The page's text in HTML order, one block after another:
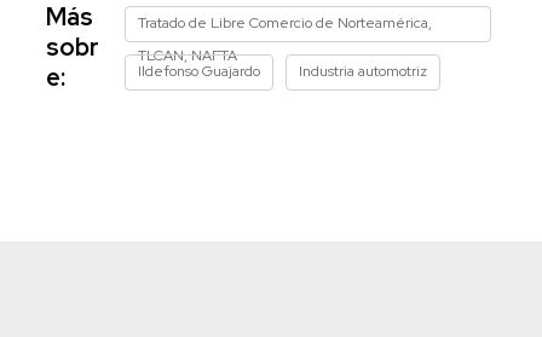
Más
sobr
e:
Tratado de Libre Comercio de Norteamérica,
TLCAN, NAFTA
Ildefonso Guajardo
Industria automotriz